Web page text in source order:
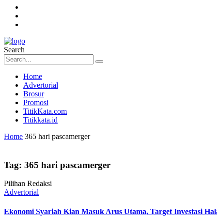
Search
Home
Advertorial
Brosur
Promosi
TitikKata.com
Titikkata.id
Home 365 hari pascamerger
Tag: 365 hari pascamerger
Pilihan Redaksi
Advertorial
Ekonomi Syariah Kian Masuk Arus Utama, Target Investasi